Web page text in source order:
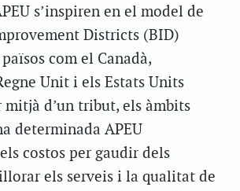
s’inspiren en el model de
Districts (BID)
com el Canadà,
Unit i els Estats Units
mitjà d’un tribut, els àmbits
determinada APEU
costos per gaudir dels
els serveis i la qualitat de